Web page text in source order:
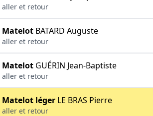
aller et retour
Matelot BATARD Auguste
aller et retour
Matelot GUÉRIN Jean-Baptiste
aller et retour
Matelot léger LE BRAS Pierre
aller et retour